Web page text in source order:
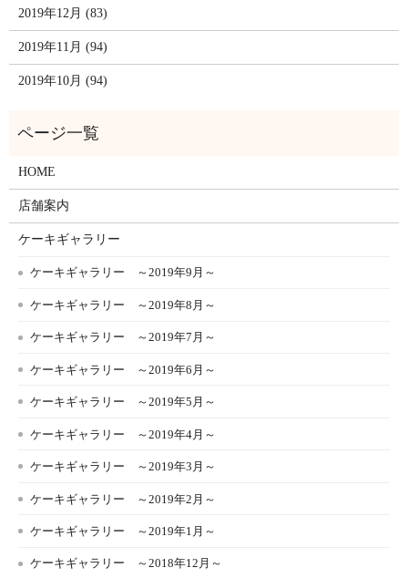
2019年12月 (83)
2019年11月 (94)
2019年10月 (94)
HOME
店舗案内
ケーキギャラリー
ケーキギャラリー ～2019年9月～
ケーキギャラリー ～2019年8月～
ケーキギャラリー ～2019年7月～
ケーキギャラリー ～2019年6月～
ケーキギャラリー ～2019年5月～
ケーキギャラリー ～2019年4月～
ケーキギャラリー ～2019年3月～
ケーキギャラリー ～2019年2月～
ケーキギャラリー ～2019年1月～
ケーキギャラリー ～2018年12月～